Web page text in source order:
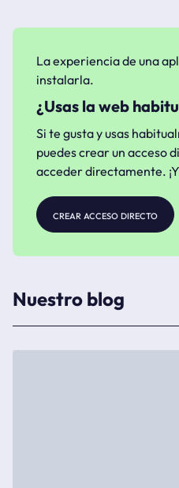
La experiencia de una
instalarla.
¿Usas la web
Si te gusta y usas
puedes crear un acceso
acceder directamente.
crear acceso directo
Nuestro blog